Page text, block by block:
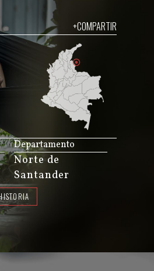
+COMPARTIR
Departamento
Norte de
Santander